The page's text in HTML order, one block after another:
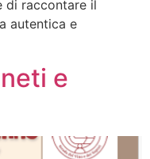
di raccontare il
autentica e
e